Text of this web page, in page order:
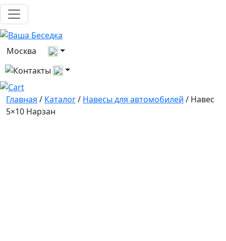
Москва
Выберите город
Все контакты
Главная / Каталог/ Навесы для автомобилей / Навес
5×10 Нарзан